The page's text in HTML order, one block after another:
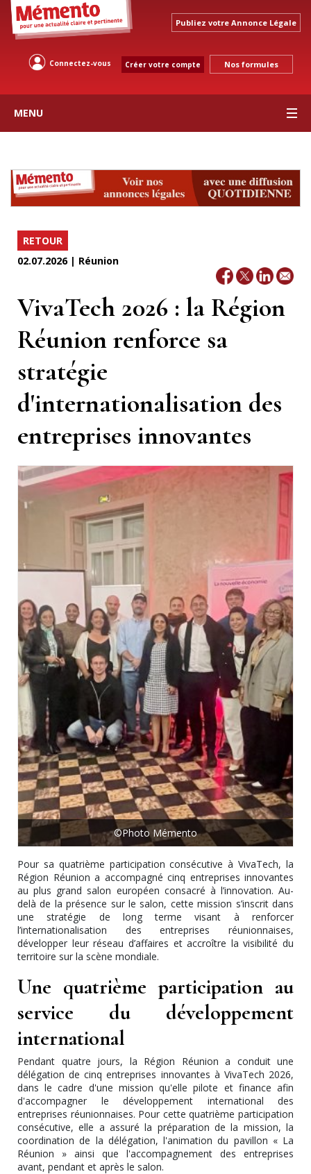
Publiez votre Annonce Légale
Connectez-vous Créer votre compte Nos formules
MENU
RETOUR
02.07.2026 | Réunion
VivaTech 2026 : la Région
Réunion renforce sa
stratégie
d'internationalisation des
entreprises innovantes
©Photo Mémento
Pour sa quatrième participation consécutive à VivaTech, la
Région Réunion a accompagné cinq entreprises innovantes
au plus grand salon européen consacré à l’innovation. Au-
delà de la présence sur le salon, cette mission s’inscrit dans
une stratégie de long terme visant à renforcer
l’internationalisation des entreprises réunionnaises,
développer leur réseau d’affaires et accroître la visibilité du
territoire sur la scène mondiale.
Une quatrième participation au
service du développement
international
Pendant quatre jours, la Région Réunion a conduit une
délégation de cinq entreprises innovantes à VivaTech 2026,
dans le cadre d'une mission qu'elle pilote et finance afin
d'accompagner le développement international des
entreprises réunionnaises. Pour cette quatrième participation
consécutive, elle a assuré la préparation de la mission, la
coordination de la délégation, l'animation du pavillon « La
Réunion » ainsi que l'accompagnement des entreprises
avant, pendant et après le salon.